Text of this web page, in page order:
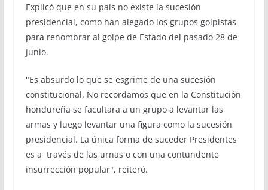
Explicó que en su país no existe la sucesión
presidencial, como han alegado los grupos golpistas
para renombrar al golpe de Estado del pasado 28 de
junio.
"Es absurdo lo que se esgrime de una sucesión
constitucional. No recordamos que en la Constitución
hondureña se facultara a un grupo a levantar las
armas y luego levantar una figura como la sucesión
presidencial. La única forma de suceder Presidentes
es a través de las urnas o con una contundente
insurrección popular", reiteró.